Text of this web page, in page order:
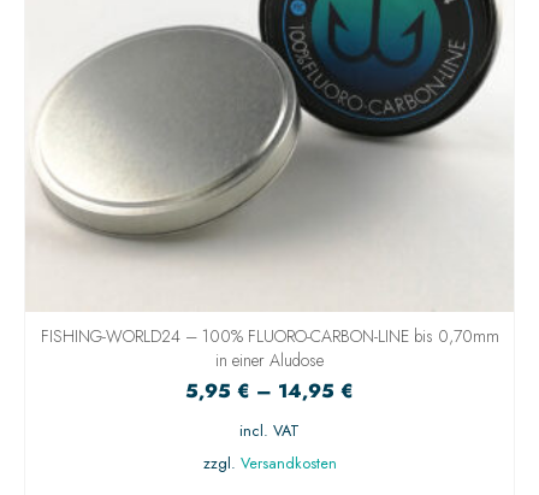
FISHING-WORLD24 – 100% FLUORO-CARBON-LINE bis 0,70mm
in einer Aludose
5,95 € – 14,95 €
incl. VAT
zzgl. Versandkosten